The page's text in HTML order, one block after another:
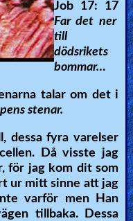
Job 17: 17
Far det ner
till
dödsrikets
bommar…
talar om det i
stenar.
dessa fyra varelser
Då visste jag
för jag kom dit som
ur mitt sinne att jag
varför men Han
tillbaka. Dessa